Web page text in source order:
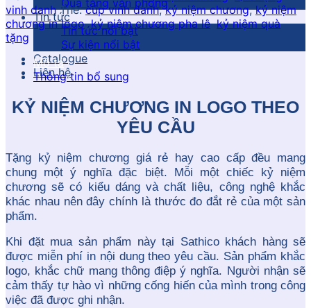
Quà tặng văn phòng
Tin tức
Tin tức nổi bật
Sự kiện nổi bật
Catalogue
Liên hệ
vinh danh Thẻ:cúp vinh danh,kỷ niệm chương,kỷ niệm
chương in logo,kỷ niệm chương pha lê,kỷ niệm quà
tặng
Mô tả
Thông tin bổ sung
KỶ NIỆM CHƯƠNG IN LOGO THEO
YÊU CẦU
Tặng kỷ niệm chương giá rẻ hay cao cấp đều mang
chung một ý nghĩa đặc biệt. Mỗi một chiếc kỷ niệm
chương sẽ có kiểu dáng và chất liệu, công nghệ khắc
khác nhau nên đây chính là thước đo đắt rẻ của một sản
phẩm.
Khi đặt mua sản phẩm này tại Sathico khách hàng sẽ
được miễn phí in nội dung theo yêu cầu. Sản phẩm khắc
logo, khắc chữ mang thông điệp ý nghĩa. Người nhận sẽ
cảm thấy tự hào vì những cống hiến của mình trong công
việc đã được ghi nhận.